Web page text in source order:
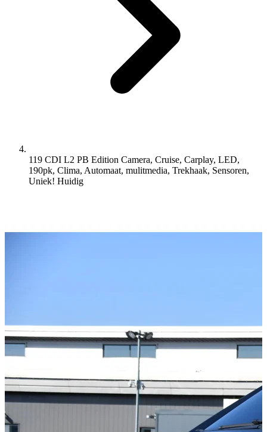
119 CDI L2 PB Edition Camera, Cruise, Carplay, LED,
190pk, Clima, Automaat, mulitmedia, Trekhaak, Sensoren,
Uniek! Huidig